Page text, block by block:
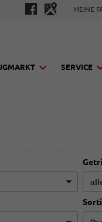
MEINE
SERVICE